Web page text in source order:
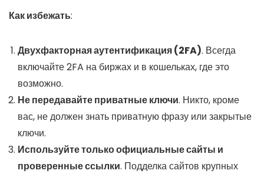
Как избежать:
Двухфакторная аутентификация (2FA). Всегда
включайте 2FA на биржах и в кошельках, где это
возможно.
Не передавайте приватные ключи. Никто, кроме
вас, не должен знать приватную фразу или закрытые
ключи.
Используйте только официальные сайты и
проверенные ссылки. Подделка сайтов крупных